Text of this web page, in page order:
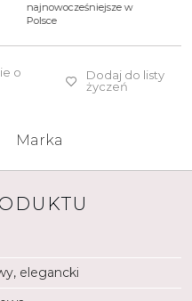
najnowocześniejsze w
Polsce
o
Dodaj do listy
życzeń
Marka
elegancki